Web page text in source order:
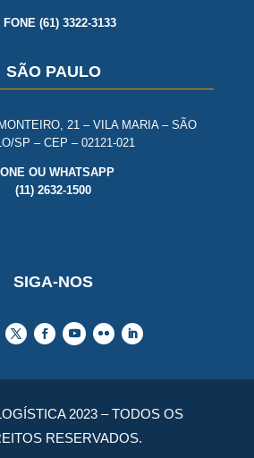
FONE (61) 3322-3133
SÃO PAULO
21 – VILA MARIA – SÃO
SP – CEP – 02121-021
OU WHATSAPP
(11) 2632-1500
SIGA-NOS
2023 – TODOS OS
RESERVADOS.